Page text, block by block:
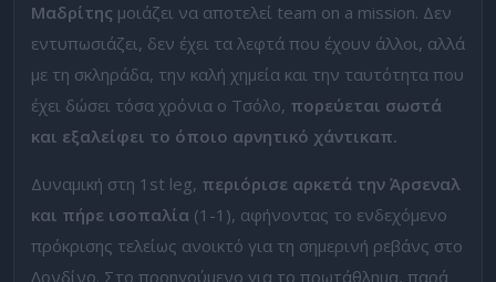
Μαδρίτης μοιάζει να αποτελεί team on a mission. Δεν
εντυπωσιάζει, δεν έχει τα λεφτά που έχουν άλλοι, αλλά
με τη σκληράδα, την καλή χημεία και την ταυτότητα που
έχει δώσει τόσα χρόνια ο Τσόλο, πορεύεται σωστά
και εξαλείφει το όποιο αρνητικό χάντικαπ.
Δυναμική στη 1st leg, περιόρισε αρκετά την Άρσεναλ
και πήρε ισοπαλία (1-1), αφήνοντας το ενδεχόμενο
πρόκρισης τελείως ανοικτό για τη σημερινή ρεβάνς στο
Λονδίνο. Στο προηγούμενο για το πρωτάθλημα, παρά